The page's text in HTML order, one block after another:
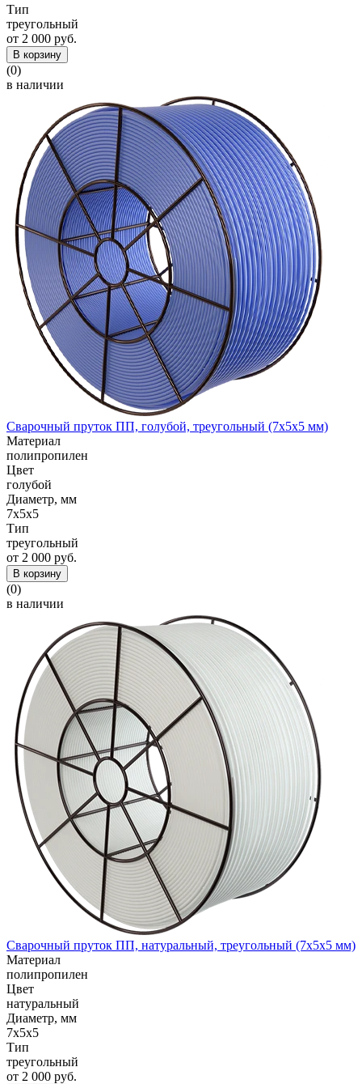
Тип
треугольный
от 2 000 руб.
В корзину
(0)
в наличии
Сварочный пруток ПП, голубой, треугольный (7x5x5 мм)
Материал
полипропилен
Цвет
голубой
Диаметр, мм
7x5x5
Тип
треугольный
от 2 000 руб.
В корзину
(0)
в наличии
Сварочный пруток ПП, натуральный, треугольный (7x5x5 мм)
Материал
полипропилен
Цвет
натуральный
Диаметр, мм
7x5x5
Тип
треугольный
от 2 000 руб.